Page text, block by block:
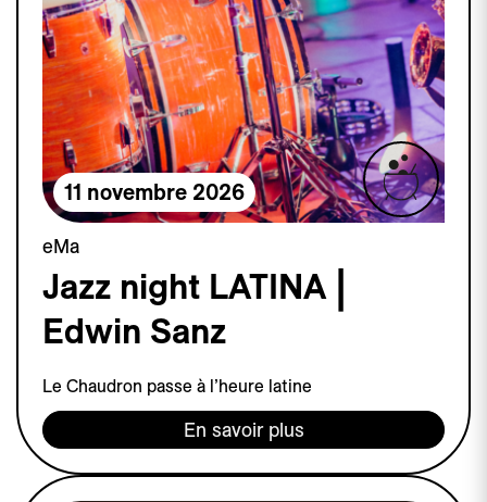
11 novembre 2026
eMa
Jazz night LATINA |
Edwin Sanz
Le Chaudron passe à l’heure latine
En savoir plus